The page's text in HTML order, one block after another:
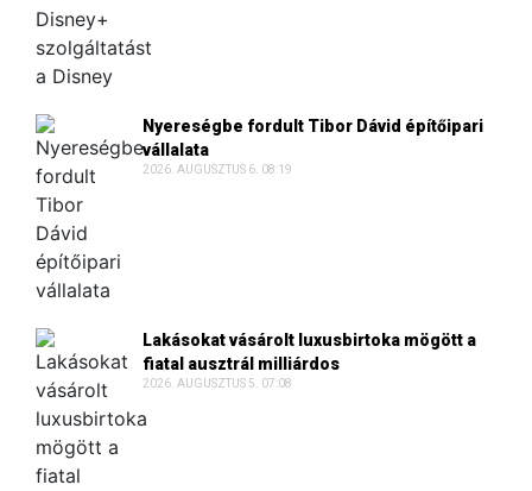
Nyereségbe fordult Tibor Dávid építőipari
vállalata
2026. AUGUSZTUS 6. 08:19
Lakásokat vásárolt luxusbirtoka mögött a
fiatal ausztrál milliárdos
2026. AUGUSZTUS 5. 07:08